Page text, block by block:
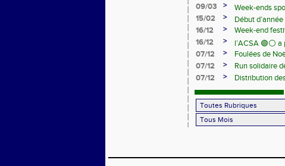
09/03
>
Week-ends
15/02
>
Début
16/12
>
Week-end
16/12
>
l’ACSA 🟢⚪️
07/12
>
Foulées de
07/12
>
Run solidaire
07/12
> Distribution